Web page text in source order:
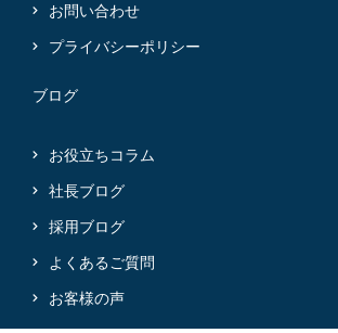
お問い合わせ
プライバシーポリシー
ブログ
お役立ちコラム
社長ブログ
採用ブログ
よくあるご質問
お客様の声